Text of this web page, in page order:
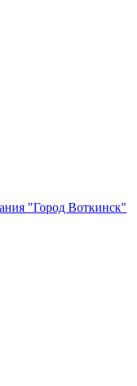
"Город Воткинск"